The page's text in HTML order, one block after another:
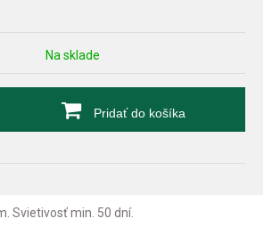
Na sklade
Pridať do košíka
Svietivosť min. 50 dní.